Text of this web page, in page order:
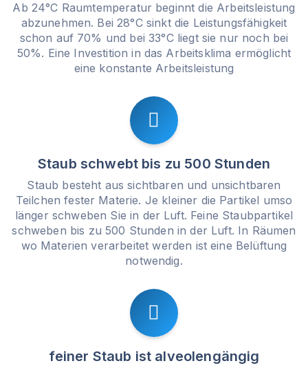
Ab 24°C Raumtemperatur beginnt die Arbeitsleistung
abzunehmen. Bei 28°C sinkt die Leistungsfähigkeit
schon auf 70% und bei 33°C liegt sie nur noch bei
50%. Eine Investition in das Arbeitsklima ermöglicht
eine konstante Arbeitsleistung
Staub schwebt bis zu 500 Stunden
Staub besteht aus sichtbaren und unsichtbaren
Teilchen fester Materie. Je kleiner die Partikel umso
länger schweben Sie in der Luft. Feine Staubpartikel
schweben bis zu 500 Stunden in der Luft. In Räumen
wo Materien verarbeitet werden ist eine Belüftung
notwendig.
feiner Staub ist alveolengängig